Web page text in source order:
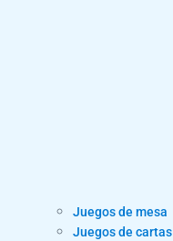
Juegos de mesa
Juegos de cartas